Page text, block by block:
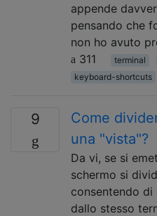
appende
pensando che
non ho avuto
311
terminal
keyboard-shortcuts
9
Come
una "vista"?
Da vi, se si
schermo si
consentendo
dallo stesso